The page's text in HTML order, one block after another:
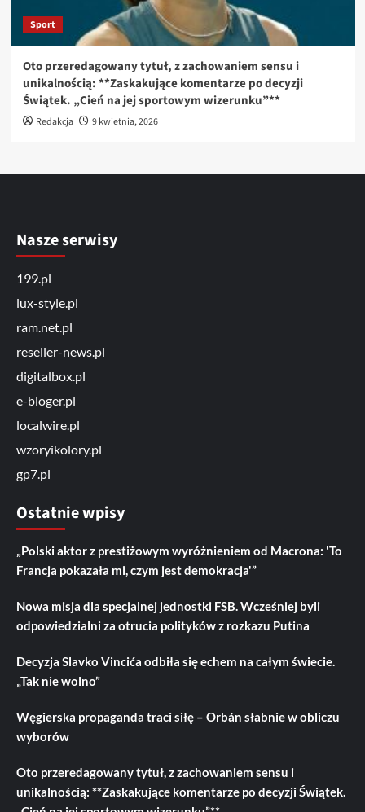
Sport
Oto przeredagowany tytuł, z zachowaniem sensu i
unikalnością: **Zaskakujące komentarze po decyzji
Świątek. „Cień na jej sportowym wizerunku”**
Redakcja 9 kwietnia, 2026
Nasze serwisy
199.pl
lux-style.pl
ram.net.pl
reseller-news.pl
digitalbox.pl
e-bloger.pl
localwire.pl
wzoryikolory.pl
gp7.pl
Ostatnie wpisy
„Polski aktor z prestiżowym wyróżnieniem od Macrona: 'To
Francja pokazała mi, czym jest demokracja'”
Nowa misja dla specjalnej jednostki FSB. Wcześniej byli
odpowiedzialni za otrucia polityków z rozkazu Putina
Decyzja Slavko Vincića odbiła się echem na całym świecie.
„Tak nie wolno”
Węgierska propaganda traci siłę – Orbán słabnie w obliczu
wyborów
Oto przeredagowany tytuł, z zachowaniem sensu i
unikalnością: **Zaskakujące komentarze po decyzji Świątek.